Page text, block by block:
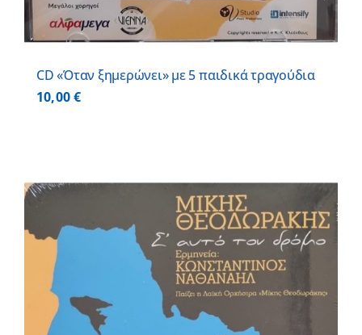
CD «Όταν ξημερώνει» με 5 παιδικά τραγούδια
10,00€